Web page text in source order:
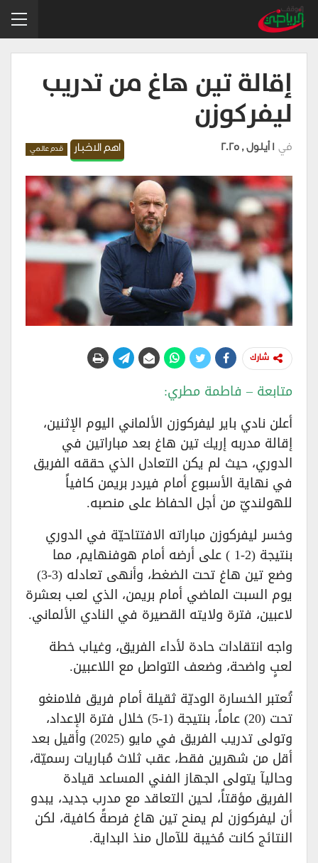
إقالة تين هاغ من تدريب
ليفركوزن
اهم الاخبار قدم عالمي في 1 أيلول , 2025
شارك
متابعة – فاطمة مطري:
أعلن نادي باير ليفركوزن الألماني اليوم الإثنين،
إقالة مدربه إريك تين هاغ بعد مباراتين في
الدوري، حيث لم يكن التعادل الذي حققه الفريق
في نهاية الأسبوع أمام فيردر بريمن كافياً
للهولنديّ من أجل الحفاظ على منصبه.
وخسر ليفركوزن مباراته الافتتاحيّة في الدوري
بنتيجة (2-1 ) على أرضه أمام هوفنهايم، مما
وضع تين هاغ تحت الضغط، وأنهى تعادله (3-3)
يوم السبت الماضي أمام بريمن، الذي لعب بعشرة
لاعبين، فترة ولايته القصيرة في النادي الألماني.
واجه انتقادات حادة لأداء الفريق، وغياب خطة
لعبٍ واضحة، وضعف التواصل مع اللاعبين.
تُعتبر الخسارة الوديّة ثقيلة أمام فريق فلامنغو
تحت (20) عاماً، بنتيجة (1-5) خلال فترة الإعداد،
وتولى تدريب الفريق في مايو (2025) وأقيل بعد
أقل من شهرين فقط، عقب ثلاث مُباريات رسميّة،
وحاليآ يتولى الجهاز الفني المساعد قيادة
الفريق مؤقتاً، لحين التعاقد مع مدرب جديد، يبدو
أن ليفركوزن لم يمنح تين هاغ فرصةً كافية، لكن
النتائج كانت مُخيبة للآمال منذ البداية.